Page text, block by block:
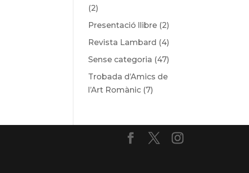
(2)
Presentació llibre (2)
Revista Lambard (4)
Sense categoria (47)
Trobada d’Amics de
l’Art Romànic (7)